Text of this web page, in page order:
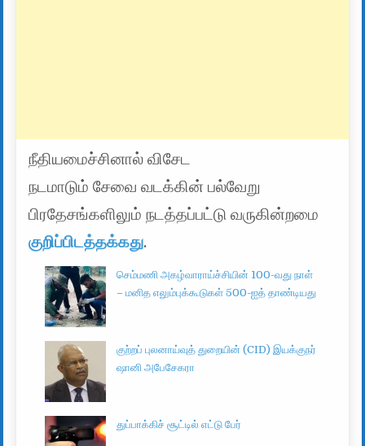
நீதியமைச்சினால் விசேட
நடமாடும் சேவை வடக்கின் பல்வேறு
பிரதேசங்களிலும் நடத்தப்பட்டு வருகின்றமை
குறிப்பிடத்தக்கது.
செம்மணி அகழ்வாராய்ச்சியின் 100-வது நாள்
– மனித எலும்புக்கூடுகள் 500-ஐத் தாண்டியது
குற்றப் புலனாய்வுத் துறையின் (CID) இயக்குநர்
ஷானி அபேசேகரா
துப்பாக்கிச் சூட்டில் எட்டு பேர்